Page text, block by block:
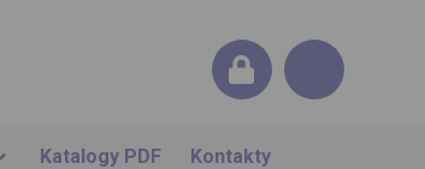
Katalogy PDF Kontakty